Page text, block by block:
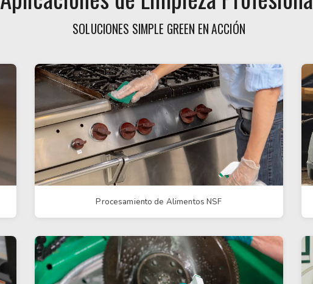
SOLUCIONES SIMPLE GREEN EN ACCIÓN
Procesamiento de Alimentos NSF